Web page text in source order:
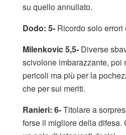
su quello annullato.
Dodo: 5- Ricordo solo errori
Milenkovic 5,5- Diverse
scivolone imbarazzante, poi
pericoli ma più per la
che per sui meriti.
Ranieri: 6-Titolare a
forse il migliore della difesa.